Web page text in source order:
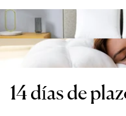
el alivio de los puntos de
perfecto para tu cuerpo,
14 días de